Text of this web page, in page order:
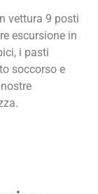
vettura 9 posti
escursione in
i pasti
soccorso e